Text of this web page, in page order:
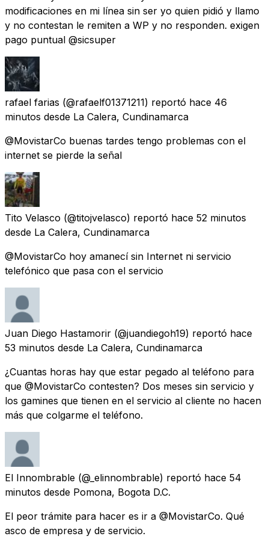
modificaciones en mi línea sin ser yo quien pidió y llamo
y no contestan le remiten a WP y no responden. exigen
pago puntual @sicsuper
rafael farias (@rafaelf01371211) reportó hace 46
minutos desde La Calera, Cundinamarca
@MovistarCo buenas tardes tengo problemas con el
internet se pierde la señal
Tito Velasco (@titojvelasco) reportó hace 52 minutos
desde La Calera, Cundinamarca
@MovistarCo hoy amanecí sin Internet ni servicio
telefónico que pasa con el servicio
Juan Diego Hastamorir (@juandiegoh19) reportó hace
53 minutos desde La Calera, Cundinamarca
¿Cuantas horas hay que estar pegado al teléfono para
que @MovistarCo contesten? Dos meses sin servicio y
los gamines que tienen en el servicio al cliente no hacen
más que colgarme el teléfono.
El Innombrable (@_elinnombrable) reportó hace 54
minutos desde Pomona, Bogota D.C.
El peor trámite para hacer es ir a @MovistarCo. Qué
asco de empresa y de servicio.